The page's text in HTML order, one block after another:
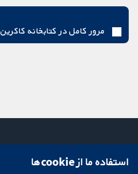
مرور کامل در کتابخانه کاکرین
میدان کاوندیش
استفاده ما از cookie‌ها